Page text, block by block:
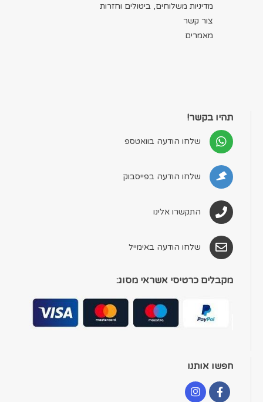
מדיניות משלוחים, ביטולים וחזרות
צור קשר
מאמרים
תהיו בקשר!
שלחו הודעה בוואטספ
שלחו הודעה בפייסבוק
התקשרו אלינו
שלחו הודעה באימייל
מקבלים כרטיסי אשראי מסוג:
חפשו אותנו